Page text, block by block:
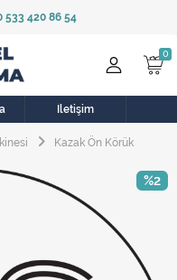
533 420 86 54
Makinesi
İletişim
Kazak Ön Körük
%2